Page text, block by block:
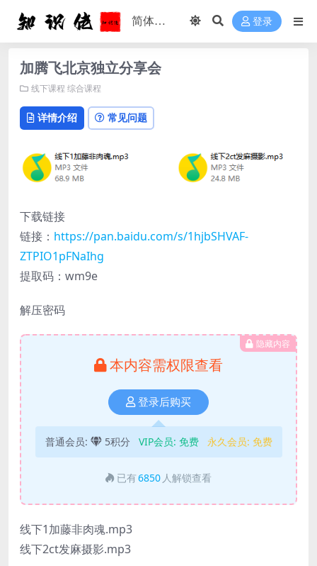
登录
加腾飞北京独立分享会
线下课程 综合课程
详情介绍 常见问题
下载链接
链接： https://pan.baidu.com/s/1hjbSHVAF-
ZTPIO1pFNaIhg
提取码：wm9e
解压密码
隐藏内容
本内容需权限查看
登录后购买
普通会员: 5积分 VIP会员: 免费 永久会员: 免费
已有6850 人解锁查看
线下1加藤非肉魂.mp3
线下2ct发麻摄影.mp3